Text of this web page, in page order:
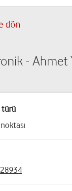
dön
- Ahmet
türü